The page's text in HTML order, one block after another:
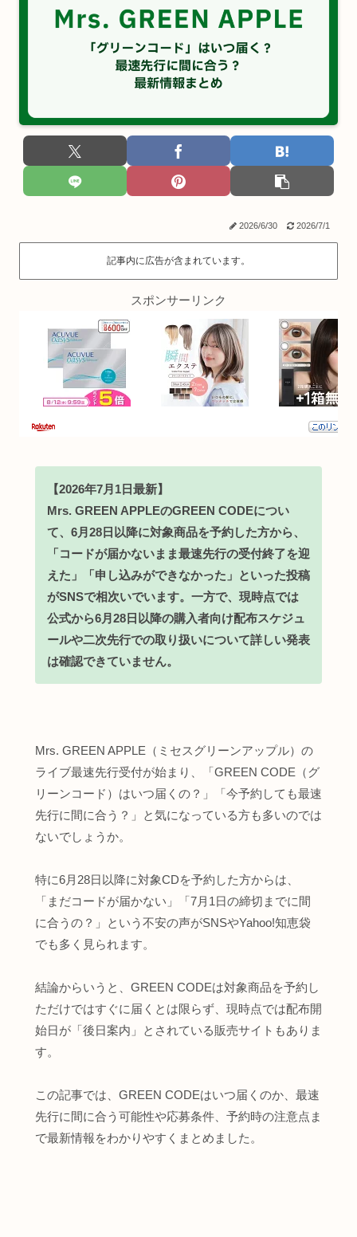
2026/6/30 2026/7/1
記事内に広告が含まれています。
スポンサーリンク
【2026年7月1日最新】
Mrs. GREEN APPLEのGREEN CODEについ
て、6月28日以降に対象商品を予約した方から、
「コードが届かないまま最速先行の受付終了を迎
えた」「申し込みができなかった」といった投稿
がSNSで相次いでいます。一方で、現時点では
公式から6月28日以降の購入者向け配布スケジュ
ールや二次先行での取り扱いについて詳しい発表
は確認できていません。
Mrs. GREEN APPLE（ミセスグリーンアップル）の
ライブ最速先行受付が始まり、「GREEN CODE（グ
リーンコード）はいつ届くの？」「今予約しても最速
先行に間に合う？」と気になっている方も多いのでは
ないでしょうか。
特に6月28日以降に対象CDを予約した方からは、
「まだコードが届かない」「7月1日の締切までに間
に合うの？」という不安の声がSNSやYahoo!知恵袋
でも多く見られます。
結論からいうと、GREEN CODEは対象商品を予約し
ただけではすぐに届くとは限らず、現時点では配布開
始日が「後日案内」とされている販売サイトもありま
す。
この記事では、GREEN CODEはいつ届くのか、最速
先行に間に合う可能性や応募条件、予約時の注意点ま
で最新情報をわかりやすくまとめました。